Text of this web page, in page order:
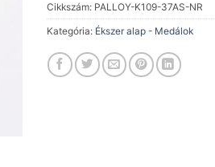
Cikkszám: PALLOY-K109-37AS-NR
Kategória: Ékszer alap - Medálok